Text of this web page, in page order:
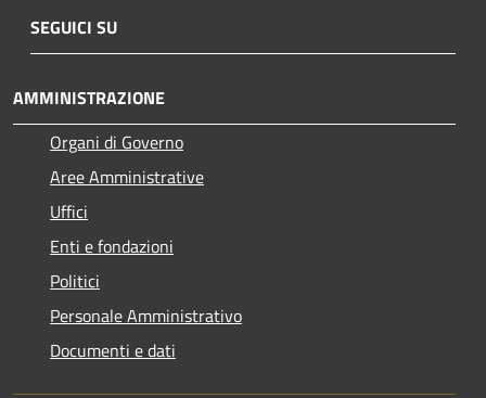
SEGUICI SU
AMMINISTRAZIONE
Organi di Governo
Aree Amministrative
Uffici
Enti e fondazioni
Politici
Personale Amministrativo
Documenti e dati